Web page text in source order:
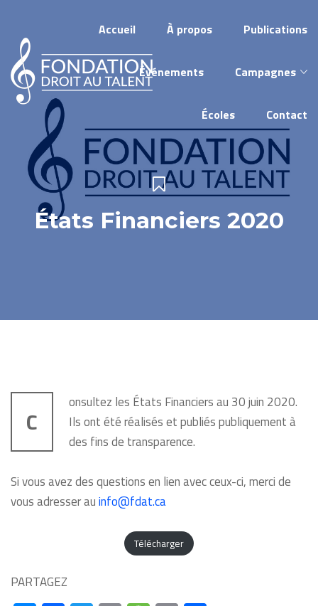
Accueil À propos Publications
Événements Campagnes
Écoles Contact
États Financiers 2020
C
onsultez les États Financiers au 30 juin 2020.
Ils ont été réalisés et publiés publiquement à
des fins de transparence.
Si vous avez des questions en lien avec ceux-ci, merci de
vous adresser auinfo@fdat.ca
Télécharger
PARTAGEZ